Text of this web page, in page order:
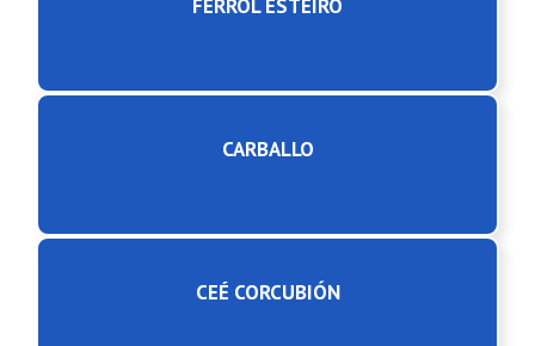
FERROL ESTEIRO
CARBALLO
CEÉ CORCUBIÓN